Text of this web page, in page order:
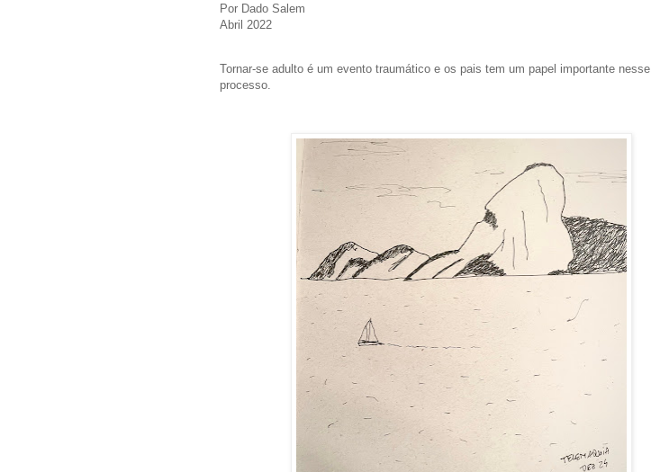
Por Dado Salem
Abril 2022
Tornar-se adulto é um evento traumático e os pais tem um papel importante nesse
processo.